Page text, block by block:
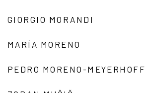
GIORGIO MORANDI
MARÍA MORENO
PEDRO MORENO-MEYERHOFF